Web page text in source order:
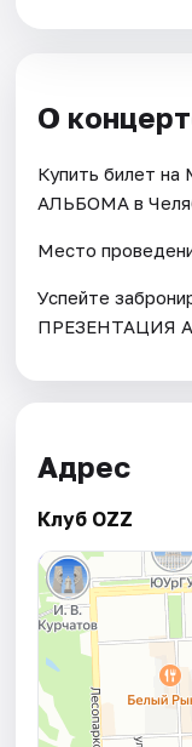
О
Купить билет
АЛЬБОМА в
Место
Успейте
ПРЕЗЕНТАЦИЯ
Адрес
Клуб OZZ